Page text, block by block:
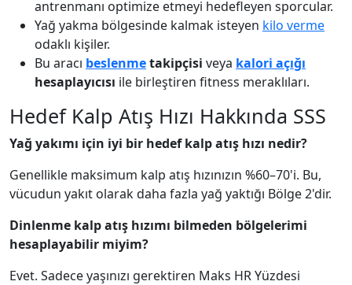
antrenmanı optimize etmeyi hedefleyen sporcular.
Yağ yakma bölgesinde kalmak isteyen kilo verme
odaklı kişiler.
Bu aracı beslenmetakipçisi veya kalori açığı
hesaplayıcısı ile birleştiren fitness meraklıları.
Hedef Kalp Atış Hızı Hakkında SSS
Yağ yakımı için iyi bir hedef kalp atış hızı nedir?
Genellikle maksimum kalp atış hızınızın %60–70'i. Bu,
vücudun yakıt olarak daha fazla yağ yaktığı Bölge 2'dir.
Dinlenme kalp atış hızımı bilmeden bölgelerimi
hesaplayabilir miyim?
Evet. Sadece yaşınızı gerektiren Maks HR Yüzdesi